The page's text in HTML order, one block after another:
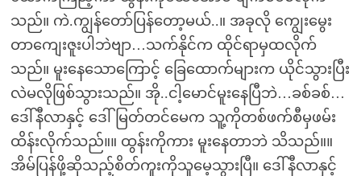
သည်။ ကဲ.ကျွန်တော်ပြန်တော့မယ်..။ အခုလို ကျွေးမွေး
တာကျေးဇူးပါဘဲဗျာ…သက်နိုင်က ထိုင်ရာမှထလိုက်
သည်။ မူးနေသောကြောင့် ခြေထောက်များက ယိုင်သွားပြီး
လဲမလိုဖြစ်သွားသည်။ အို..ငါ့မောင်မူးနေပြီဘဲ…ခစ်ခစ်…
ဒေါ်နီလာနှင့် ဒေါ်မြတ်တင်မေက သူ့ကိုတစ်ဖက်စီမှဖမ်း
ထိန်းလိုက်သည်။။ ထွန်းကိုကား မူးနေတာဘဲ သိသည်။။
အိမ်ပြန်ဖို့ဆိုသည့်စိတ်ကူးကိုသူမေ့သွားပြီ။ ဒေါ်နီလာနှင့်